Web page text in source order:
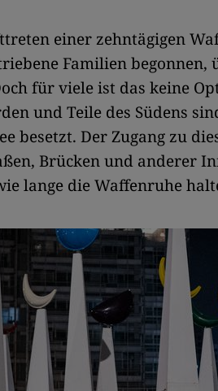
einer zehntägigen
Familien begonnen,
für viele ist das keine
und Teile des Südens
besetzt. Der Zugang zu
Brücken und anderer
lange die Waffenruhe